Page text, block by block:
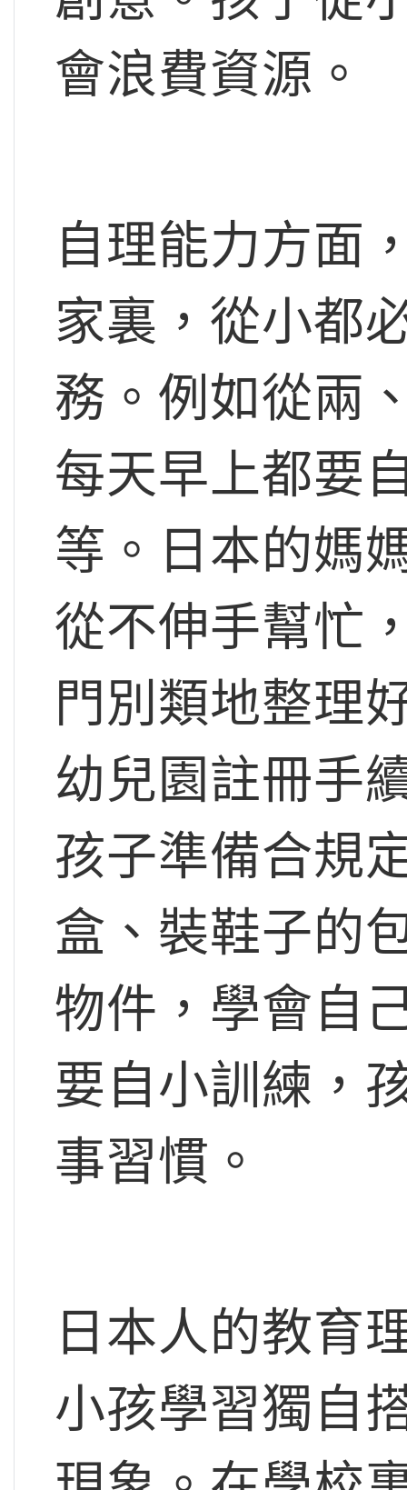
會浪費資源。
自理能力方面
家裏，從小都
務。例如從兩
每天早上都要
等。日本的媽
從不伸手幫忙
門別類地整理
幼兒園註冊手
孩子準備合規
盒、裝鞋子的
物件，學會自
要自小訓練，
事習慣。
日本人的教育
小孩學習獨自